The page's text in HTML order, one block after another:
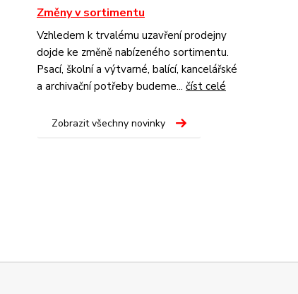
Změny v sortimentu
Vzhledem k trvalému uzavření prodejny
dojde ke změně nabízeného sortimentu.
Psací, školní a výtvarné, balící, kancelářské
a archivační potřeby budeme... číst celé
Zobrazit všechny novinky